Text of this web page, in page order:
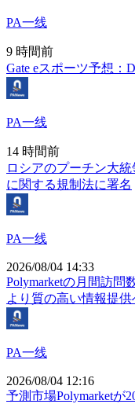
PA一线
9 時間前
Gate eスポーツ予想：
PA一线
14 時間前
ロシアのプーチン大
に関する規制法に署名
PA一线
2026/08/04 14:33
Polymarketの月間訪問
より質の高い情報提供
PA一线
2026/08/04 12:16
予測市場Polymarketが